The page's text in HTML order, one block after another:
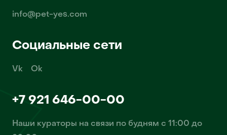
info@pet-yes.com
Социальные сети
Vk Ok
+7 921 646-00-00
Наши кураторы на связи по будням с 11:00 до